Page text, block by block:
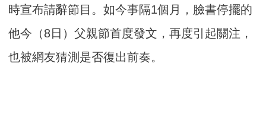
時宣布請辭節目。如今事隔1個月，臉書停擺的
他今（8日）父親節首度發文，再度引起關注，
也被網友猜測是否復出前奏。